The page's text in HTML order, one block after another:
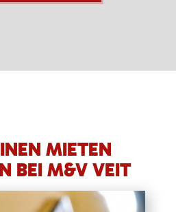
MIETEN
BEI M&V VEIT